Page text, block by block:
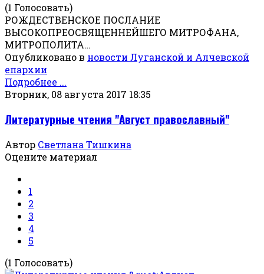
(1 Голосовать)
РОЖДЕСТВЕНСКОЕ ПОСЛАНИЕ
ВЫСОКОПРЕОСВЯЩЕННЕЙШЕГО МИТРОФАНА,
МИТРОПОЛИТА…
Опубликовано в новости Луганской и Алчевской
епархии
Подробнее ...
Вторник, 08 августа 2017 18:35
Литературные чтения "Август православный"
Автор Светлана Тишкина
Оцените материал
1
2
3
4
5
(1 Голосовать)